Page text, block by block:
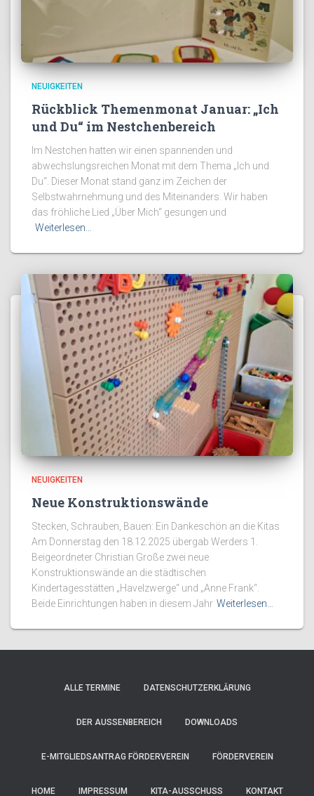
NEUIGKEITEN
Rückblick Themenmonat Januar: „Ich
und Du“ im Nestchenbereich
Im Nestchen hatten wir einen spannenden und
abwechslungsreichen Monat mit dem Thema „Ich und
Du“. Dieser Monat stand ganz im Zeichen der
Selbstwahrnehmung und des Miteinanders. Wir haben
das fröhliche Lied „Über Mich“ gesungen und
Weiterlesen…
NEUIGKEITEN
Neue Konstruktionswände
Stecken, Schrauben, Bauen: Ein Dankeschön an die Kitas
Am Donnerstag den 18.12.2025 übergab Werders 1.
Beigeordneter Christian Große zwei neue
Konstruktionswände an die städtischen
Kindertagesstätten „Havelzwerge“ und „Anne Frank“.
Beide Einrichtungen haben in diesem Jahr Weiterlesen…
ALLE TERMINE DATENSCHUTZERKLÄRUNG
DER AUSSENBEREICH DOWNLOADS
E-MITGLIEDSANTRAG FÖRDERVEREIN FÖRDERVEREIN
HOME IMPRESSUM KITA-AUSSCHUSS KONTAKT